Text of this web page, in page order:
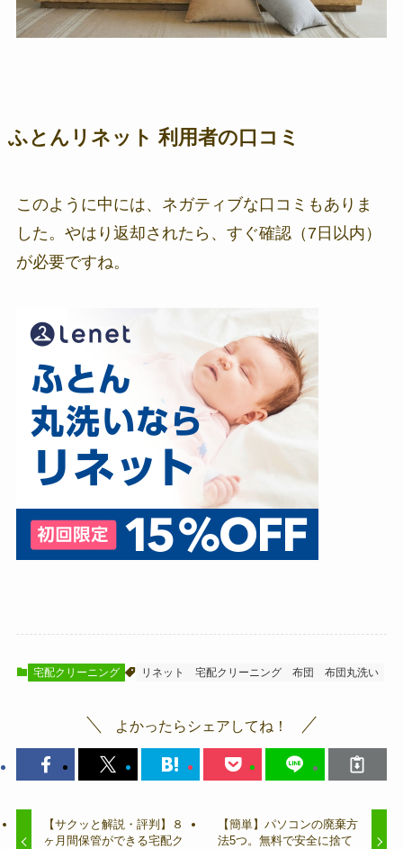
ふとんリネット 利用者の口コミ
このように中には、ネガティブな口コミもありま
した。やはり返却されたら、すぐ確認（7日以内）
が必要ですね。
宅配クリーニング リネット 宅配クリーニング 布団 布団丸洗い
よかったらシェアしてね！
【サクッと解説・評判】８
ヶ月間保管ができる宅配ク
【簡単】パソコンの廃棄方
法5つ。無料で安全に捨て